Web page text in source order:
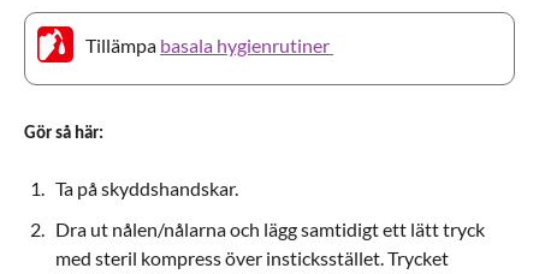
Tillämpa basala hygienrutiner
Gör så här:
Ta på skyddshandskar.
Dra ut nålen/nålarna och lägg samtidigt ett lätt tryck
med steril kompress över insticksstället. Trycket